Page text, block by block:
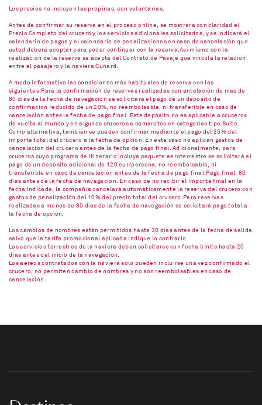
Los precios no incluyen las propinas, son voluntarias.
Antes de confirmar su reserva en el proceso online, se mostrará con claridad el
Precio Completo del crucero y los servicios adicionales solicitados, y se indicará el
calendario de pagos y el calendario de penalizaciones en caso de cancelación que
usted deberá aceptar para poder continuar con la reserva.Así mismo con la
realización de la reserva se acepta del Contrato de Pasaje que vincula la relación
entre el pasajero y la naviera Cunard.
A modo informativo las condiciones más habituales de reserva son las
siguientes:Para la confirmación de reservas realizadas con antelación de mas de
80 días de la fecha de navegación se solicitará el pago de un depósito de
confirmación reducido de un 20%, no reembolsable, ni transferible en caso de
cancelación antes la fecha de pago final. Este depósito no es aplicable a cruceros
de vuelta al mundo y en algunos cruceros a camarotes en categorías tipo Suite.
Como alternativa, también se pueden confirmar mediante el pago del 25% del
importe total del crucero a la fecha de opción. En este caso no aplican gastos de
cancelación del crucero antes de la fecha de pago final. Adicionalmente, para
cruceros cuyo programa de itinerario incluya paquete aeroterrestre se solicitará el
pago de un depósito adicional de 120 eur/persona, no reembolsable, ni
transferible en caso de cancelación antes de la fecha de pago final.Pago final: 80
días antes de la fecha de navegación. En caso de no recibir el importe final en la
fecha indicada, la compañía cancelará automáticamente la reserva del crucero con
gastos de penalización del 10% del precio total del crucero.Para reservas
realizadas a menos de 80 días de la fecha de navegación se solicitará pago total a
la fecha de opción.
Los cambios de nombres están permitidos hasta 30 días antes de la fecha de salida
salvo que la tarifa promocional aplicada indique lo contrario.
Los servicios terrestres de la naviera deben solicitarse con fecha límite hasta 20
días antes del inicio de la navegación.
Los aéreos contratados con la naviera solo pueden incluirse una vez confirmado el
crucero, no permiten cambio de nombres y no son reembolsables en caso de
cancelación